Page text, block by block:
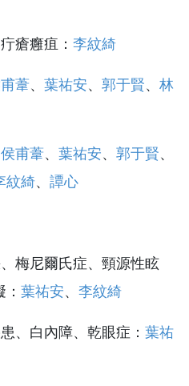
瘡癰疽： 李紋綺
葦、 葉祐安、 郭于賢、 林
侯甫葦、 葉祐安、 郭于賢、
紋綺、 譚心
梅尼爾氏症、頸源性眩
葉祐安、 李紋綺
、白內障、乾眼症： 葉祐